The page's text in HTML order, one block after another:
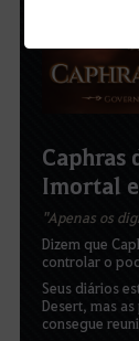
Imortal
"Apenas os
Dizem que
controlar o
Seus diários
Desert, mas
consegue